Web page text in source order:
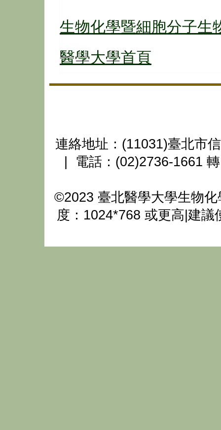
生物化學暨細胞分子生
醫學大學首頁
連絡地址：(11031)臺北市
| 電話：(02)2736-1661
©2023 臺北醫學大學生物
度：1024*768 或更高|建